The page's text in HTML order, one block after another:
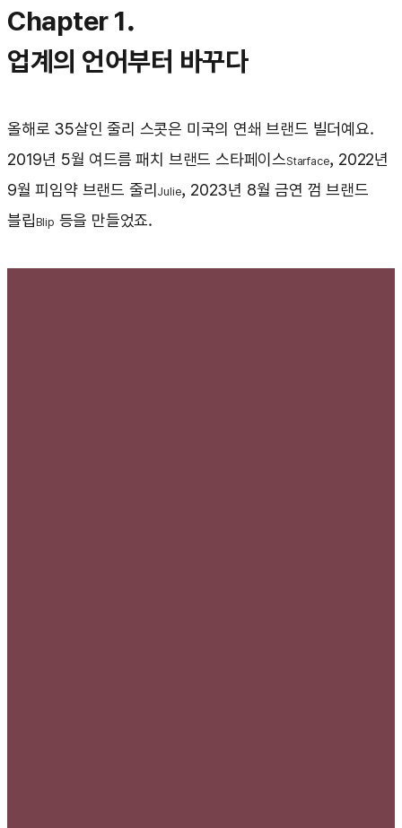
Chapter 1.
업계의 언어부터 바꾸다
올해로 35살인 줄리 스콧은 미국의 연쇄 브랜드 빌더예요.
2019년 5월 여드름 패치 브랜드 스타페이스Starface, 2022년
9월 피임약 브랜드 줄리 Julie, 2023년 8월 금연 껌 브랜드
블립Blip 등을 만들었죠.